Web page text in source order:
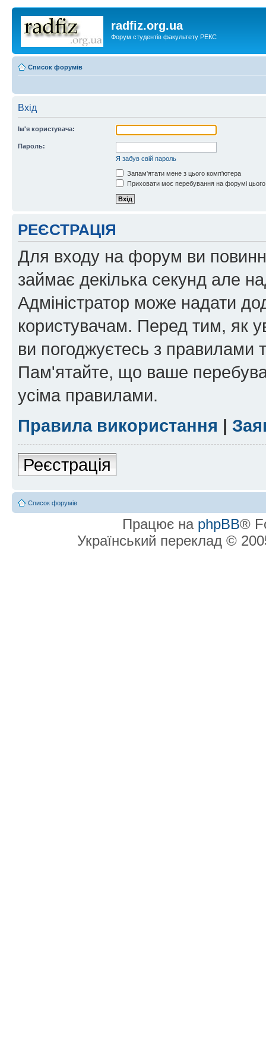
radfiz.org.ua
Форум студентів факультету РЕКС
Список форумів
Вхід
Ім'я користувача:
Пароль:
Я забув свій пароль
Запам'ятати мене з цього комп'ютера
Приховати моє перебування на форумі
РЕЄСТРАЦІЯ
Для входу на форум ви
займає декілька секунд але
Адміністратор може надати
користувачам. Перед тим, як
ви погоджуєтесь з правилами
Пам'ятайте, що ваше
усіма правилами.
Правила використання |
Реєстрація
Список форумів
Працює на phpBB®
Український переклад ©